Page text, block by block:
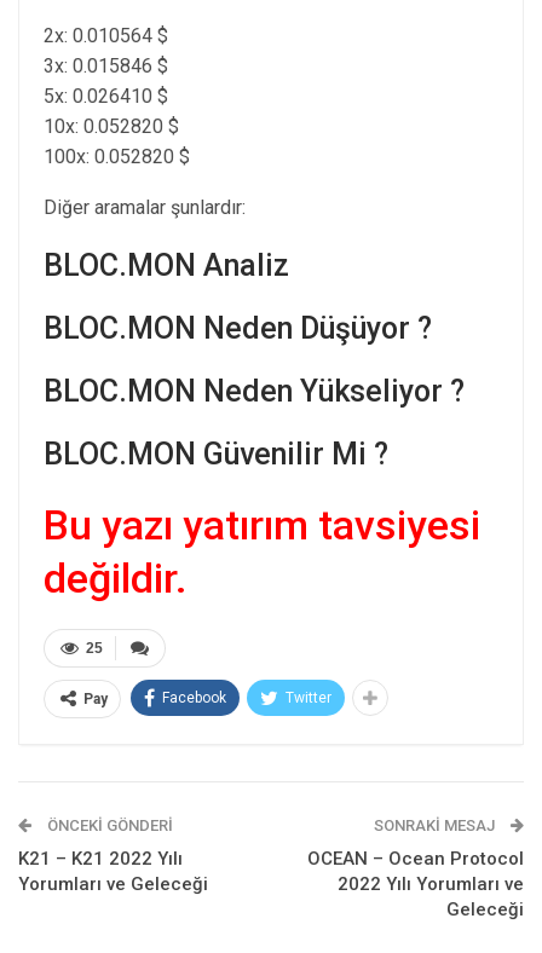
2x: 0.010564 $
3x: 0.015846 $
5x: 0.026410 $
10x: 0.052820 $
100x: 0.052820 $
Diğer aramalar şunlardır:
BLOC.MON Analiz
BLOC.MON Neden Düşüyor ?
BLOC.MON Neden Yükseliyor ?
BLOC.MON Güvenilir Mi ?
Bu yazı yatırım tavsiyesi
değildir.
25
Pay Facebook Twitter
ÖNCEKI GÖNDERI
K21 – K21 2022 Yılı
Yorumları ve Geleceği
SONRAKI MESAJ
OCEAN – Ocean Protocol
2022 Yılı Yorumları ve
Geleceği